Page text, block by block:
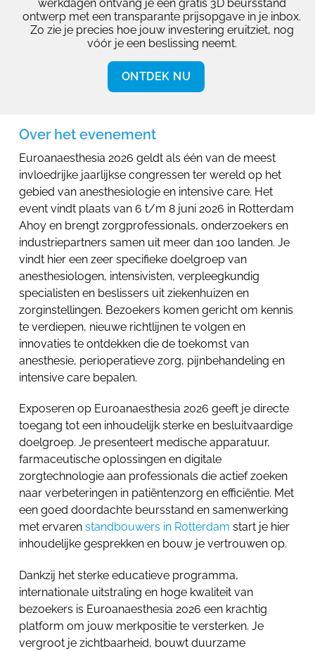
werkdagen ontvang je een gratis 3D beursstand
ontwerp met een transparante prijsopgave in je inbox.
Zo zie je precies hoe jouw investering eruitziet, nog
vóór je een beslissing neemt.
ONTDEK NU
Over het evenement
Euroanaesthesia 2026 geldt als één van de meest
invloedrijke jaarlijkse congressen ter wereld op het
gebied van anesthesiologie en intensive care. Het
event vindt plaats van 6 t/m 8 juni 2026 in Rotterdam
Ahoy en brengt zorgprofessionals, onderzoekers en
industriepartners samen uit meer dan 100 landen. Je
vindt hier een zeer specifieke doelgroep van
anesthesiologen, intensivisten, verpleegkundig
specialisten en beslissers uit ziekenhuizen en
zorginstellingen. Bezoekers komen gericht om kennis
te verdiepen, nieuwe richtlijnen te volgen en
innovaties te ontdekken die de toekomst van
anesthesie, perioperatieve zorg, pijnbehandeling en
intensive care bepalen.
Exposeren op Euroanaesthesia 2026 geeft je directe
toegang tot een inhoudelijk sterke en besluitvaardige
doelgroep. Je presenteert medische apparatuur,
farmaceutische oplossingen en digitale
zorgtechnologie aan professionals die actief zoeken
naar verbeteringen in patiëntenzorg en efficiëntie. Met
een goed doordachte beursstand en samenwerking
met ervaren standbouwers in Rotterdam start je hier
inhoudelijke gesprekken en bouw je vertrouwen op.
Dankzij het sterke educatieve programma,
internationale uitstraling en hoge kwaliteit van
bezoekers is Euroanaesthesia 2026 een krachtig
platform om jouw merkpositie te versterken. Je
vergroot je zichtbaarheid, bouwt duurzame